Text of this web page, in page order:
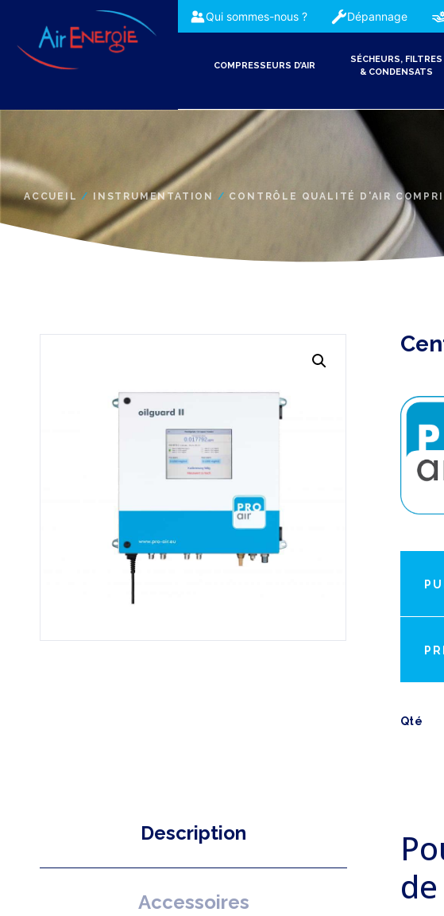
Qui sommes-nous ? Dépannage
COMPRESSEURS D’AIR
SÉCHEURS, FILTRES
& CONDENSATS
ACCUEIL / INSTRUMENTATION / CONTRÔLE QUALITÉ D'AIR
Description
Accessoires